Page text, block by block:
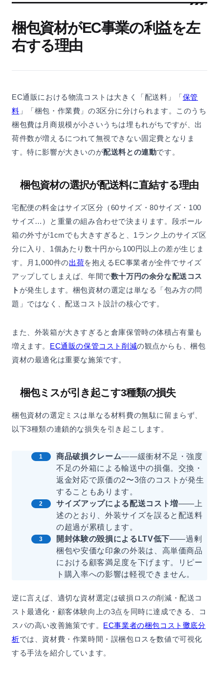
梱包資材がEC事業の利益を左
右する理由
EC通販における物流コストは大きく「配送料」「保管
料 」「梱包・作業費」の3区分に分けられます。このうち
梱包費は月商規模が小さいうちは埋もれがちですが、出
荷件数が増えるにつれて無視できない固定費となりま
す。特に影響が大きいのが配送料との連動です。
梱包資材の選択が配送料に直結する理由
宅配便の料金はサイズ区分（60サイズ・80サイズ・100
サイズ…）と重量の組み合わせで決まります。段ボール
箱の外寸が1cmでも大きすぎると、1ランク上のサイズ区
分に入り、1個あたり数十円から100円以上の差が生じま
す。月1,000件の出荷を抱えるEC事業者が全件でサイズ
アップしてしまえば、年間で数十万円の余分な配送コス
ト が発生します。梱包資材の選定は単なる「包み方の問
題」ではなく、配送コスト設計の核心です。
また、外装箱が大きすぎると倉庫保管時の体積占有量も
増えます。 EC通販の保管コスト削減の観点からも、梱包
資材の最適化は重要な施策です。
梱包ミスが引き起こす3種類の損失
梱包資材の選定ミスは単なる材料費の無駄に留まらず、
以下3種類の連鎖的な損失を引き起こします。
商品破損クレーム——緩衝材不足・強度
不足の外箱による輸送中の損傷。交換・
返金対応で原価の2〜3倍のコストが発生
することもあります。
サイズアップによる配送コスト増——上
述のとおり、外装サイズを誤ると配送料
の超過が累積します。
開封体験の毀損によるLTV低下——過剰
梱包や安価な印象の外装は、高単価商品
における顧客満足度を下げます。リピー
ト購入率への影響は軽視できません。
逆に言えば、適切な資材選定は破損ロスの削減・配送コ
スト最適化・顧客体験向上の3点を同時に達成できる、コ
スパの高い改善施策です。 EC事業者の梱包コスト徹底分
析では、資材費・作業時間・誤梱包ロスを数値で可視化
する手法を紹介しています。